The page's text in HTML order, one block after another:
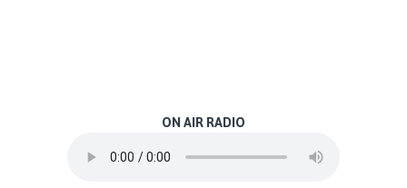
ON AIR RADIO